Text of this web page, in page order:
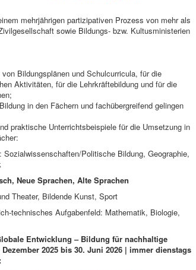
mehrjährigen partizipativen Prozess von mehr als
sowie Bildungs- bzw. Kultusministerien
Bildungsplänen und Schulcurricula, für die
Aktivitäten, für die Lehrkräftebildung und für die
in den Fächern und fachübergreifend gelingen
praktische Unterrichtsbeispiele für die Umsetzung in
Politische Bildung, Geographie,
Neue Sprachen, Alte Sprachen
Theater, Bildende Kunst, Sport
technisches Aufgabenfeld: Mathematik, Biologie,
Entwicklung – Bildung für nachhaltige
2025 bis 30. Juni 2026 | immer dienstags